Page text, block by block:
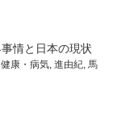
情と日本の現状
健康・病気 進由紀 馬